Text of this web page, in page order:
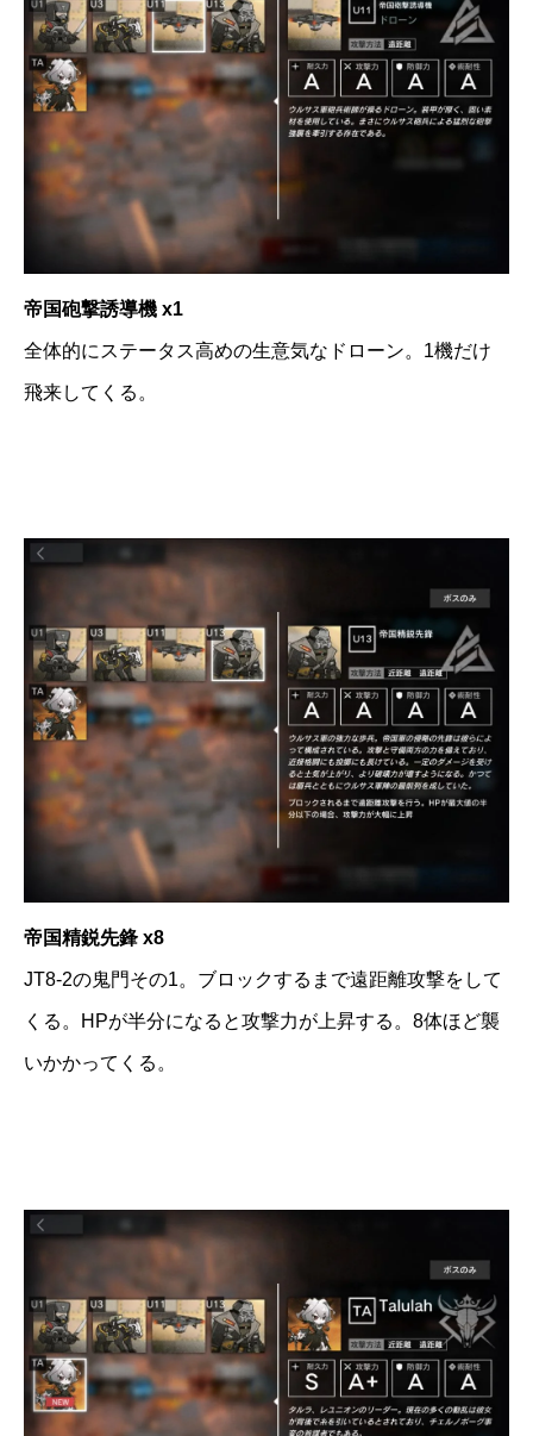
帝国砲撃誘導機 x1
全体的にステータス高めの生意気なドローン。1機だけ
飛来してくる。
帝国精鋭先鋒 x8
JT8-2の鬼門その1。ブロックするまで遠距離攻撃をして
くる。HPが半分になると攻撃力が上昇する。8体ほど襲
いかかってくる。